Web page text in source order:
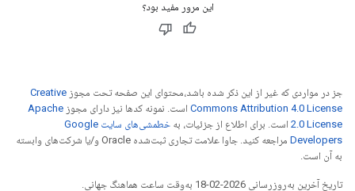
این مرور مفید بود؟
جز در مواردی که غیر از این ذکر شده باشد،‌محتوای این صفحه تحت مجوز Creative
Commons Attribution 4.0 License است. نمونه کدها نیز دارای مجوز Apache
2.0 License است. برای اطلاع از جزئیات، به
خطمشی‌های سایت Google
Developers‏
مراجعه کنید. جاوا علامت تجاری ثبت‌شده Oracle و/یا شرکت‌های وابسته
به آن است.
تاریخ آخرین به‌روزرسانی 2026-02-18 به‌وقت ساعت هماهنگ جهانی.